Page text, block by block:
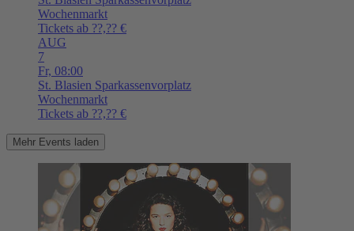
Wochenmarkt
Tickets ab ??,?? €
AUG
7
Fr, 08:00
St. Blasien Sparkassenvorplatz
Wochenmarkt
Tickets ab ??,?? €
Mehr Events laden